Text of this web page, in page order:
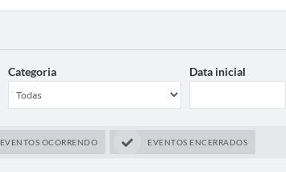
Categoria Data inicial
EVENTOS OCORRENDO EVENTOS ENCERRADOS